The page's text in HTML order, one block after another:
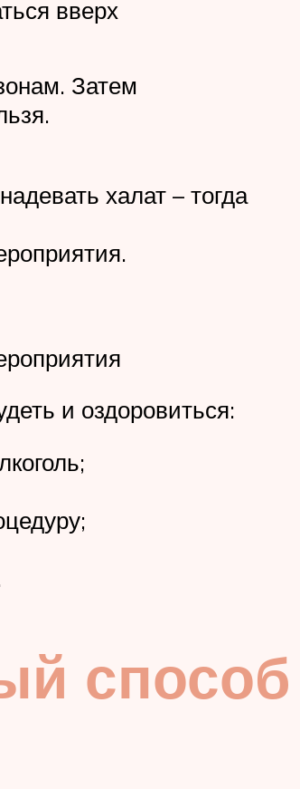
вверх
Затем
халат – тогда
и оздоровиться:
способ